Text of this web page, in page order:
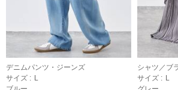
デニムパンツ・ジーンズ
サイズ : L
シャツ／ブ
サイズ : L